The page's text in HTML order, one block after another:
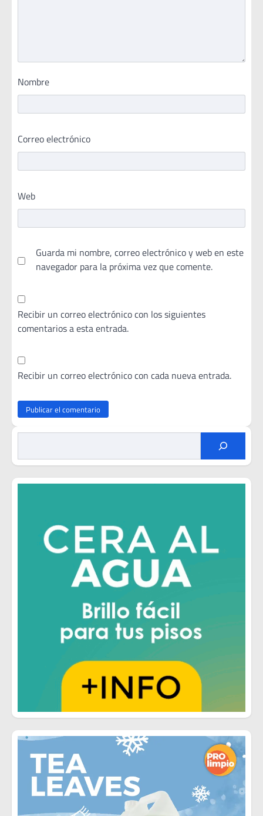
Nombre
Correo electrónico
Web
Guarda mi nombre, correo electrónico y web en este
navegador para la próxima vez que comente.
Recibir un correo electrónico con los siguientes
comentarios a esta entrada.
Recibir un correo electrónico con cada nueva entrada.